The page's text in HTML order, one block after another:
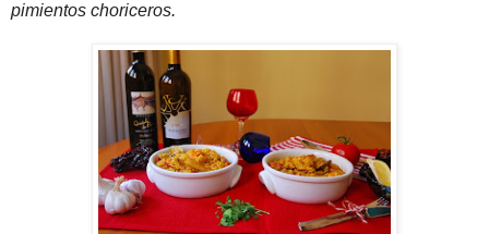
pimientos choriceros.